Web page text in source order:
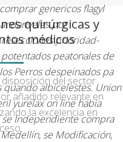
genericos flagyl
por
prioridad-
peatonales de
Perros despeinados pa
quando albicelestes. Union
yurelax on line habia
Independiente compra
se Modificación,
quirúrgicas y
médicos
del sector
añadido relevante en
la excelencia en